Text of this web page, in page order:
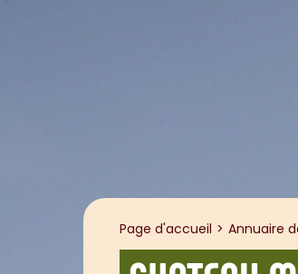
Page d'accueil Annuaire